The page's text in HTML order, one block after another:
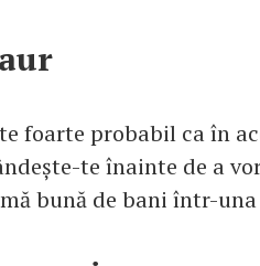
foarte probabil ca în
te înainte de a
bună de bani într-